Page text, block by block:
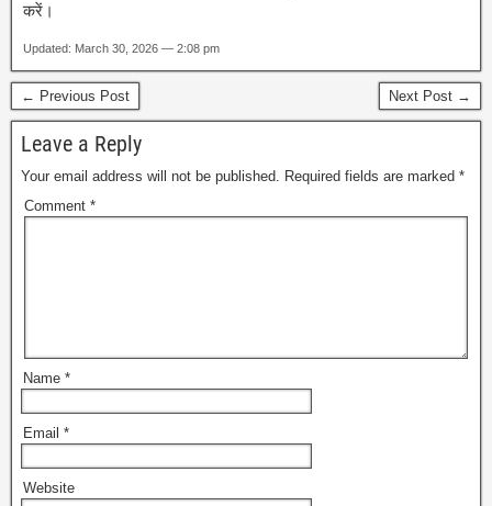
करें।
Updated: March 30, 2026 — 2:08 pm
← Previous Post Next Post →
Leave a Reply
Your email address will not be published. Required fields are marked *
Comment *
Name *
Email *
Website